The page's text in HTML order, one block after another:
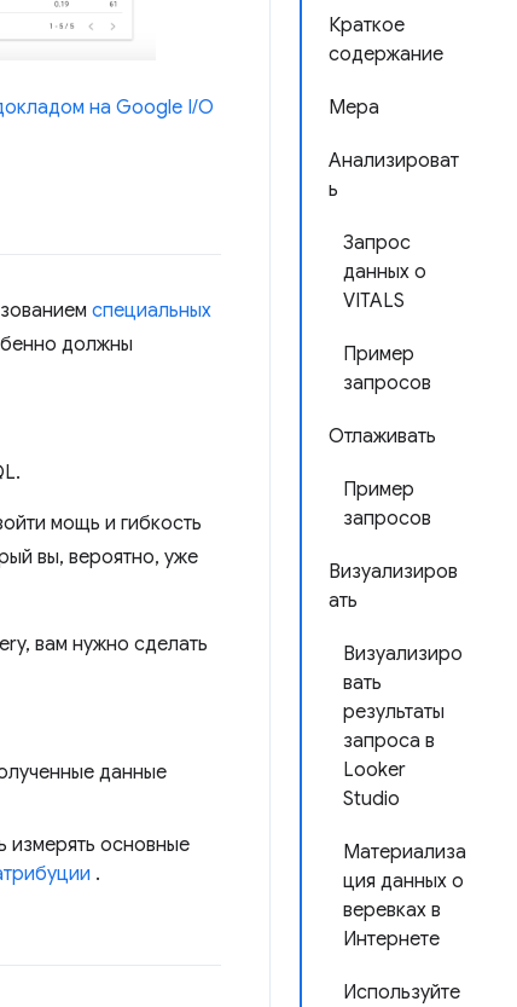
Краткое
содержание
Мера
Анализироват
ь
Запрос
данных о
VITALS
Пример
запросов
Отлаживать
Пример
запросов
Визуализиров
ать
Визуализиро
вать
результаты
запроса в
Looker
Studio
Материализа
ция данных о
веревках в
Интернете
Используйте
на Google I/O
специальных
должны
мощь и гибкость
вы, вероятно, уже
вам нужно сделать
данные
измерять основные
.